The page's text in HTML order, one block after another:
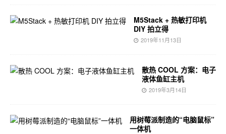
M5Stack + 热敏打印机
DIY 拍立得
2019年11月13日
散热 COOL 方案：电子
液体鱼缸主机
2019年3月14日
用树莓派制造的“电脑鼠标”
一体机